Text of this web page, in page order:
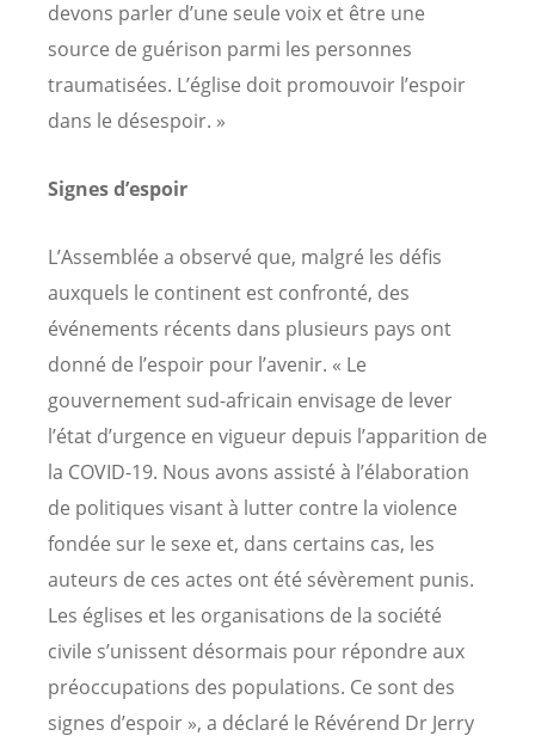
devons parler d’une seule voix et être une
source de guérison parmi les personnes
traumatisées. L’église doit promouvoir l’espoir
dans le désespoir. »
Signes d’espoir
L’Assemblée a observé que, malgré les défis
auxquels le continent est confronté, des
événements récents dans plusieurs pays ont
donné de l’espoir pour l’avenir. « Le
gouvernement sud-africain envisage de lever
l’état d’urgence en vigueur depuis l’apparition de
la COVID-19. Nous avons assisté à l’élaboration
de politiques visant à lutter contre la violence
fondée sur le sexe et, dans certains cas, les
auteurs de ces actes ont été sévèrement punis.
Les églises et les organisations de la société
civile s’unissent désormais pour répondre aux
préoccupations des populations. Ce sont des
signes d’espoir », a déclaré le Révérend Dr Jerry